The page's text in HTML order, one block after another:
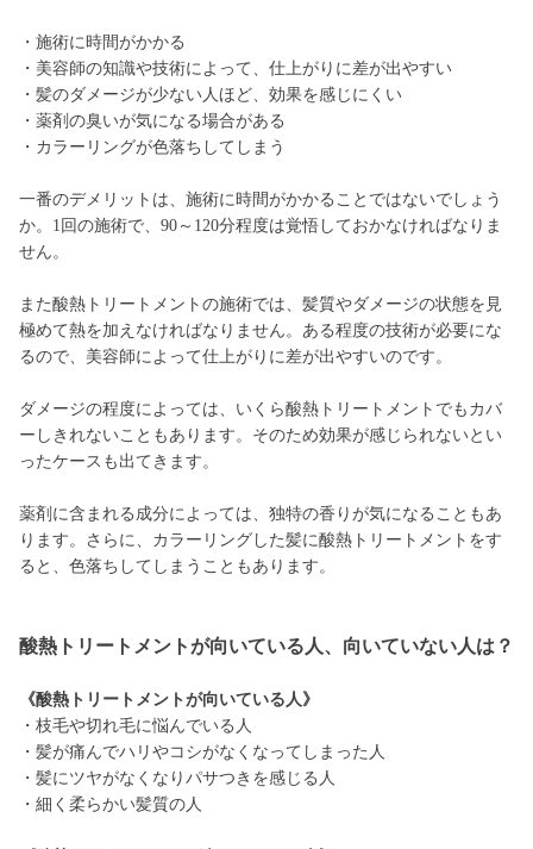
・施術に時間がかかる
・美容師の知識や技術によって、仕上がりに差が出やすい
・髪のダメージが少ない人ほど、効果を感じにくい
・薬剤の臭いが気になる場合がある
・カラーリングが色落ちしてしまう
一番のデメリットは、施術に時間がかかることではないでしょう
か。1回の施術で、90～120分程度は覚悟しておかなければなりま
せん。
また酸熱トリートメントの施術では、髪質やダメージの状態を見
極めて熱を加えなければなりません。ある程度の技術が必要にな
るので、美容師によって仕上がりに差が出やすいのです。
ダメージの程度によっては、いくら酸熱トリートメントでもカバ
ーしきれないこともあります。そのため効果が感じられないとい
ったケースも出てきます。
薬剤に含まれる成分によっては、独特の香りが気になることもあ
ります。さらに、カラーリングした髪に酸熱トリートメントをす
ると、色落ちしてしまうこともあります。
酸熱トリートメントが向いている人、向いていない人は？
《酸熱トリートメントが向いている人》
・枝毛や切れ毛に悩んでいる人
・髪が痛んでハリやコシがなくなってしまった人
・髪にツヤがなくなりパサつきを感じる人
・細く柔らかい髪質の人